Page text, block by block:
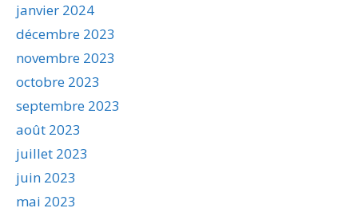
janvier 2024
décembre 2023
novembre 2023
octobre 2023
septembre 2023
août 2023
juillet 2023
juin 2023
mai 2023